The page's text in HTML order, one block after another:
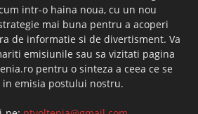
intr-o haina noua, cu un nou
mai buna pentru a acoperi
de informatie si de divertisment. Va
emisiunile sau sa vizitati pagina
pentru o sinteza a ceea ce se
emisia postului nostru.